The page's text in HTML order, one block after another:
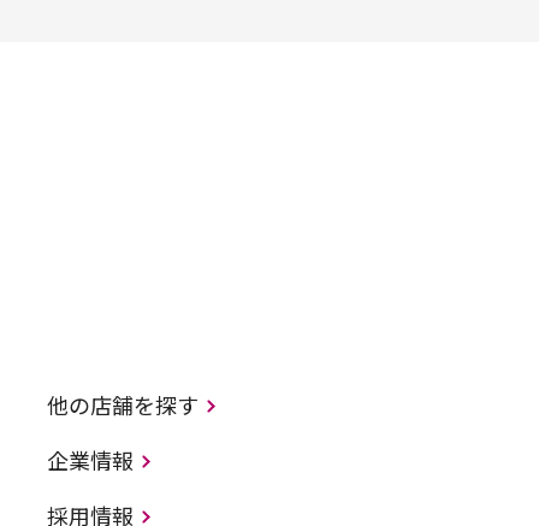
他の店舗を探す
企業情報
採用情報